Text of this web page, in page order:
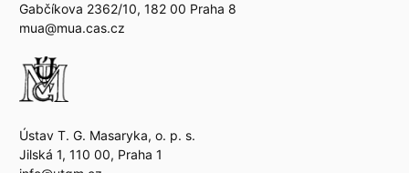
Gabčíkova 2362/10, 182 00 Praha 8
mua@mua.cas.cz
Ústav T. G. Masaryka, o. p. s.
Jilská 1, 110 00, Praha 1